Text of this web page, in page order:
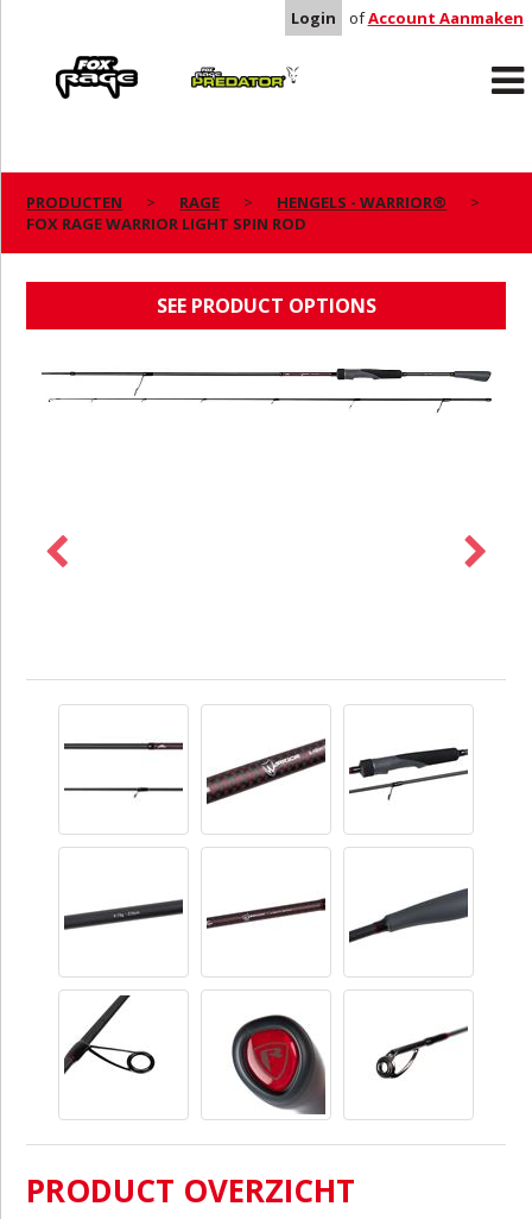
Login ofAccount Aanmaken
Predator
PRODUCTEN RAGE
HENGELS - WARRIOR®
FOX RAGE WARRIOR LIGHT SPIN ROD
SEE PRODUCT OPTIONS
PRODUCT OVERZICHT